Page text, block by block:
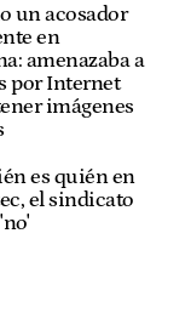
un acosador
en
amenazaba a
por Internet
imágenes
es quién en
el sindicato